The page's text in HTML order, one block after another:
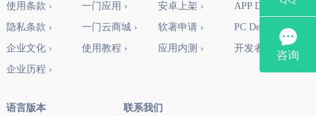
使用条款 ›
隐私条款 ›
企业文化 ›
企业历程 ›
一门应用 ›
一门云商城 ›
使用教程 ›
安卓上架 ›
软著申请 ›
应用内测 ›
APP Demo ›
PC Demo ›
开发者社区 ›
语言版本 联系我们